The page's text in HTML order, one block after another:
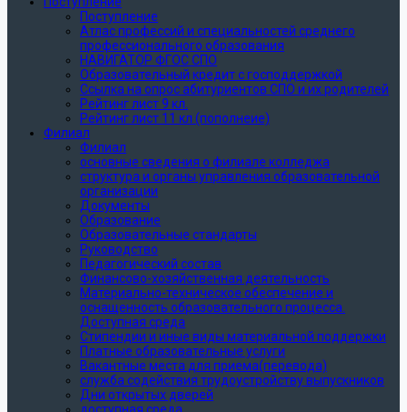
Поступление
Атлас профессий и специальностей среднего
профессионального образования
НАВИГАТОР ФГОС СПО
Образовательный кредит с господдержкой
Ссылка на опрос абитуриентов СПО и их родителей
Рейтинг лист 9 кл.
Рейтинг лист 11 кл (пополнеие)
Филиал
Филиал
основные сведения о филиале колледжа
структура и органы управления образовательной
организации
Документы
Образование
Образовательные стандарты
Руководство
Педагогический состав
Финансово-хозяйственная деятельность
Материально-техническое обеспечение и
оснащенность образовательного процесса.
Доступная среда
Стипендии и иные виды материальной поддержки
Платные образовательные услуги
Вакантные места для приема(перевода)
служба содействия трудоустройству выпускников
Дни открытых дверей